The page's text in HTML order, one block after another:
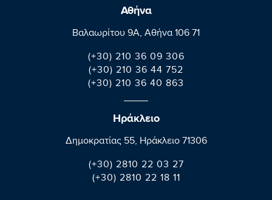
Αθήνα
Βαλαωρίτου 9A, Aθήνα 106 71
(+30) 210 36 09 306
(+30) 210 36 44 752
(+30) 210 36 40 863
Ηράκλειο
Δημοκρατίας 55, Ηράκλειο 71306
(+30) 2810 22 03 27
(+30) 2810 22 18 11